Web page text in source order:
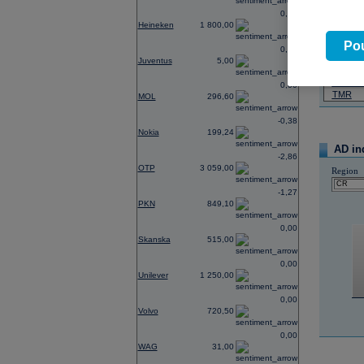
Heineken 1 800,00
0,00
Juventus 5,00
0,00
MOL 296,60
0,00
Nokia 199,24
-0,38
OTP 3 059,00
-2,86
PKN 849,10
-1,27
Skanska 515,00
0,00
Unilever 1 250,00
0,00
Volvo 720,50
0,00
WAG 31,00
0,00
Název
TMR
AD
Region